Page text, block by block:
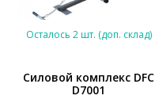
Осталось 2 шт. (доп. склад)
Силовой комплекс DFC
D7001